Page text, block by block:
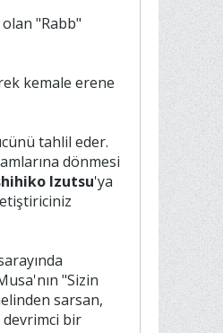
tahlil eder.
dönmesi
Izutsu'ya
"Sizin
sarsan,
bir